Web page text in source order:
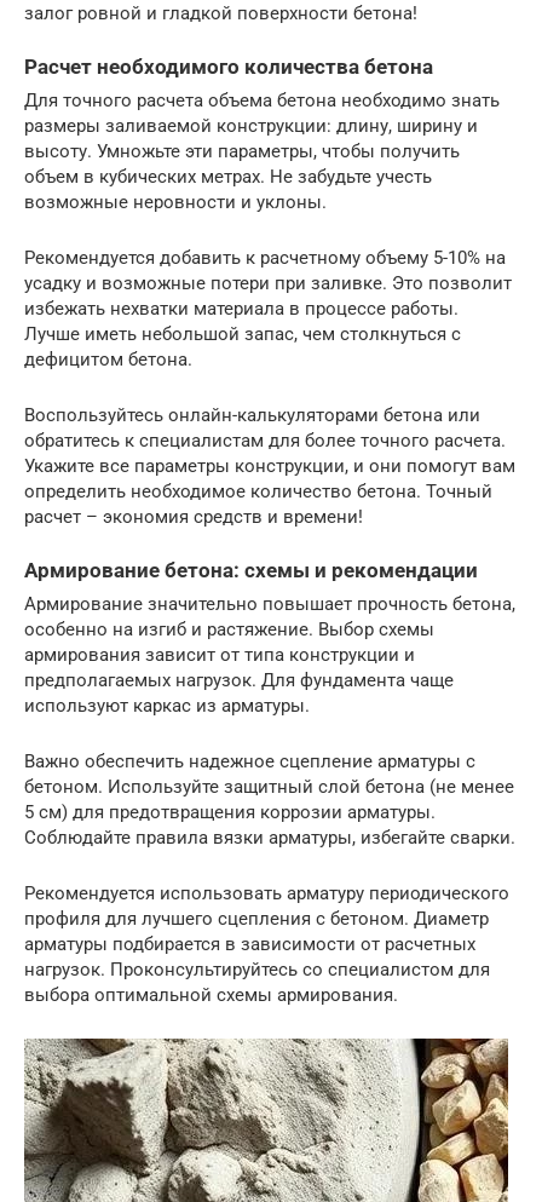
залог ровной и гладкой поверхности бетона!
Расчет необходимого количества бетона
Для точного расчета объема бетона необходимо знать
размеры заливаемой конструкции: длину, ширину и
высоту. Умножьте эти параметры, чтобы получить
объем в кубических метрах. Не забудьте учесть
возможные неровности и уклоны.
Рекомендуется добавить к расчетному объему 5-10% на
усадку и возможные потери при заливке. Это позволит
избежать нехватки материала в процессе работы.
Лучше иметь небольшой запас, чем столкнуться с
дефицитом бетона.
Воспользуйтесь онлайн-калькуляторами бетона или
обратитесь к специалистам для более точного расчета.
Укажите все параметры конструкции, и они помогут вам
определить необходимое количество бетона. Точный
расчет – экономия средств и времени!
Армирование бетона: схемы и рекомендации
Армирование значительно повышает прочность бетона,
особенно на изгиб и растяжение. Выбор схемы
армирования зависит от типа конструкции и
предполагаемых нагрузок. Для фундамента чаще
используют каркас из арматуры.
Важно обеспечить надежное сцепление арматуры с
бетоном. Используйте защитный слой бетона (не менее
5 см) для предотвращения коррозии арматуры.
Соблюдайте правила вязки арматуры, избегайте сварки.
Рекомендуется использовать арматуру периодического
профиля для лучшего сцепления с бетоном. Диаметр
арматуры подбирается в зависимости от расчетных
нагрузок. Проконсультируйтесь со специалистом для
выбора оптимальной схемы армирования.